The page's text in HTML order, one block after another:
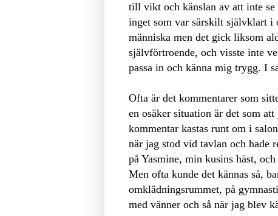
till vikt och känslan av att inte
inget som var särskilt självklart i
människa men det gick liksom
självförtroende, och visste inte
passa in och känna mig trygg. I
Ofta är det kommentarer som
en osäker situation är det som
kommentar kastas runt om i
när jag stod vid tavlan och hade
på Yasmine, min kusins häst,
Men ofta kunde det kännas så,
omklädningsrummet, på
med vänner och så när jag blev